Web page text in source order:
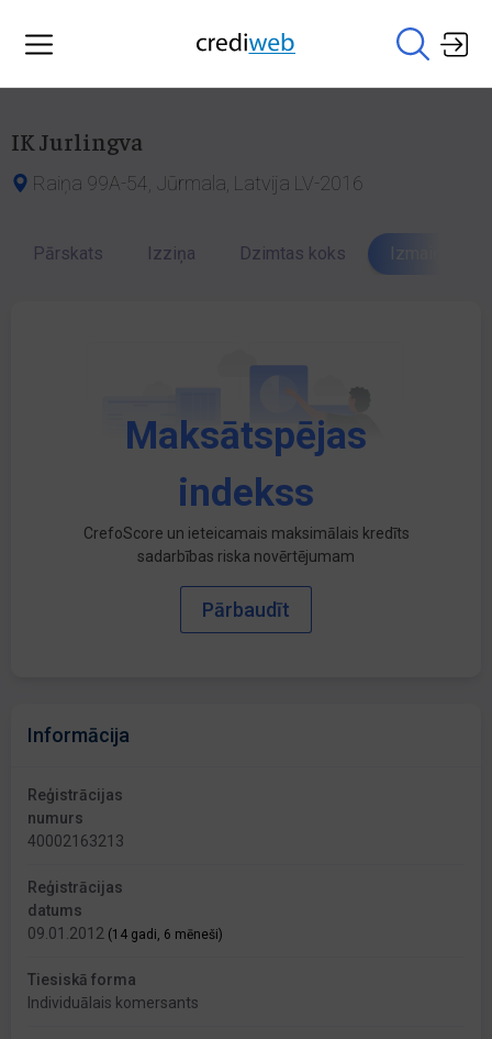
IK Jurlingva
Raiņa 99A-54, Jūrmala, Latvija LV-2016
Pārskats Izziņa Dzimtas koks Izmaiņu
Maksātspējas
indekss
CrefoScore un ieteicamais maksimālais kredīts
sadarbības riska novērtējumam
Pārbaudīt
Informācija
Reģistrācijas
numurs
40002163213
Reģistrācijas
datums
09.01.2012 (14 gadi, 6 mēneši)
Tiesiskā forma
Individuālais komersants